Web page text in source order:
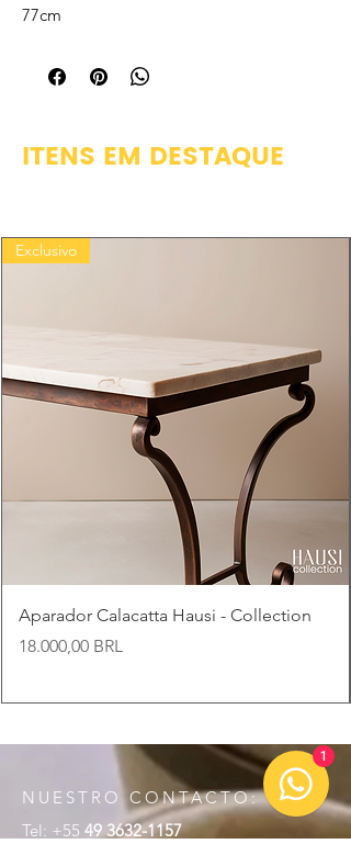
77cm
ITENS EM DESTAQUE
Exclusivo
Aparador Calacatta Hausi - Collection
Precio
18.000,00 BRL
NUESTRO CONTACTO:
Tel: +55 49 3632-1157
1